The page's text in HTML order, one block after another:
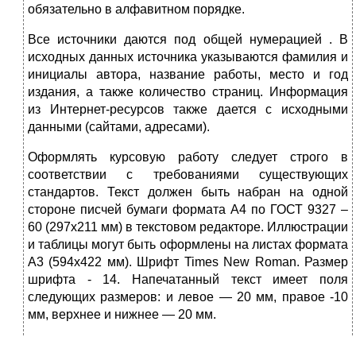
обязательно в алфавитном порядке.
Все источники даются под общей нумерацией . В
исходных данных источника указываются фамилия и
инициалы автора, название работы, место и год
издания, а также количество страниц. Информация
из Интернет-ресурсов также дается с исходными
данными (сайтами, адресами).
Оформлять курсовую работу следует строго в
соответствии с требованиями существующих
стандартов. Текст должен быть набран на одной
стороне писчей бумаги формата А4 по ГОСТ 9327 –
60 (297x211 мм) в текстовом редакторе. Иллюстрации
и таблицы могут быть оформлены на листах формата
А3 (594х422 мм). Шрифт Times New Roman. Размер
шрифта - 14. Напечатанный текст имеет поля
следующих размеров: и левое — 20 мм, правое -10
мм, верхнее и нижнее — 20 мм.